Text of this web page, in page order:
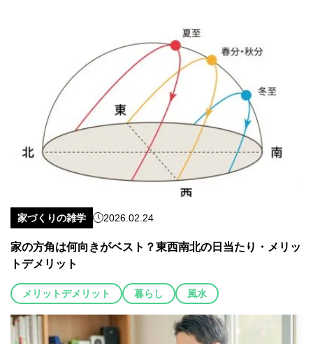
家づくりの雑学 2026.02.24
家の方角は何向きがベスト？東西南北の日当たり・メリッ
トデメリット
メリットデメリット 暮らし 風水